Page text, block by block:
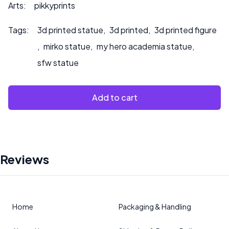
Arts: pikkyprints
Tags: 3d printed statue, 3d printed, 3d printed figure
, mirko statue, my hero academia statue,
sfw statue
Add to cart
Reviews
Home Packaging & Handling